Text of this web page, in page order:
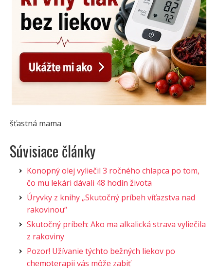
šťastná mama
Súvisiace články
Konopný olej vyliečil 3 ročného chlapca po tom,
čo mu lekári dávali 48 hodín života
Úryvky z knihy „Skutočný príbeh víťazstva nad
rakovinou“
Skutočný príbeh: Ako ma alkalická strava vyliečila
z rakoviny
Pozor! Užívanie týchto bežných liekov po
chemoterapii vás môže zabiť